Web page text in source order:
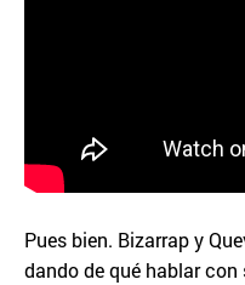
Pues bien. Bizarrap y
dando de qué hablar